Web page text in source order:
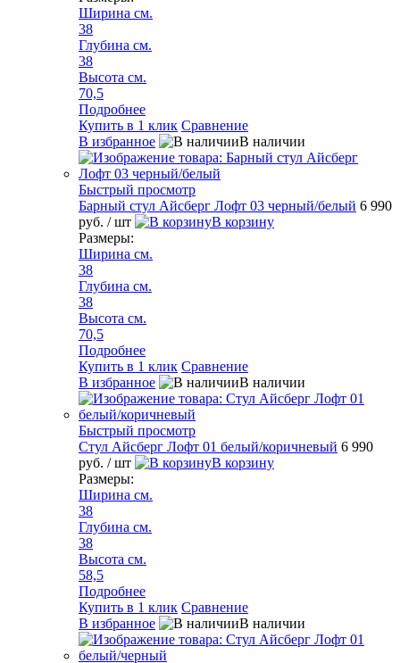
Ширина см.
38
Глубина см.
38
Высота см.
70,5
Подробнее
Купить в 1 клик Сравнение
В избранное
В наличии
Быстрый просмотр
Барный стул Айсберг Лофт 03 черный/белый 6 990
руб. / шт
В корзину
Размеры:
Ширина см.
38
Глубина см.
38
Высота см.
70,5
Подробнее
Купить в 1 клик Сравнение
В избранное
В наличии
Быстрый просмотр
Стул Айсберг Лофт 01 белый/коричневый 6 990
руб. / шт
В корзину
Размеры:
Ширина см.
38
Глубина см.
38
Высота см.
58,5
Подробнее
Купить в 1 клик Сравнение
В избранное
В наличии